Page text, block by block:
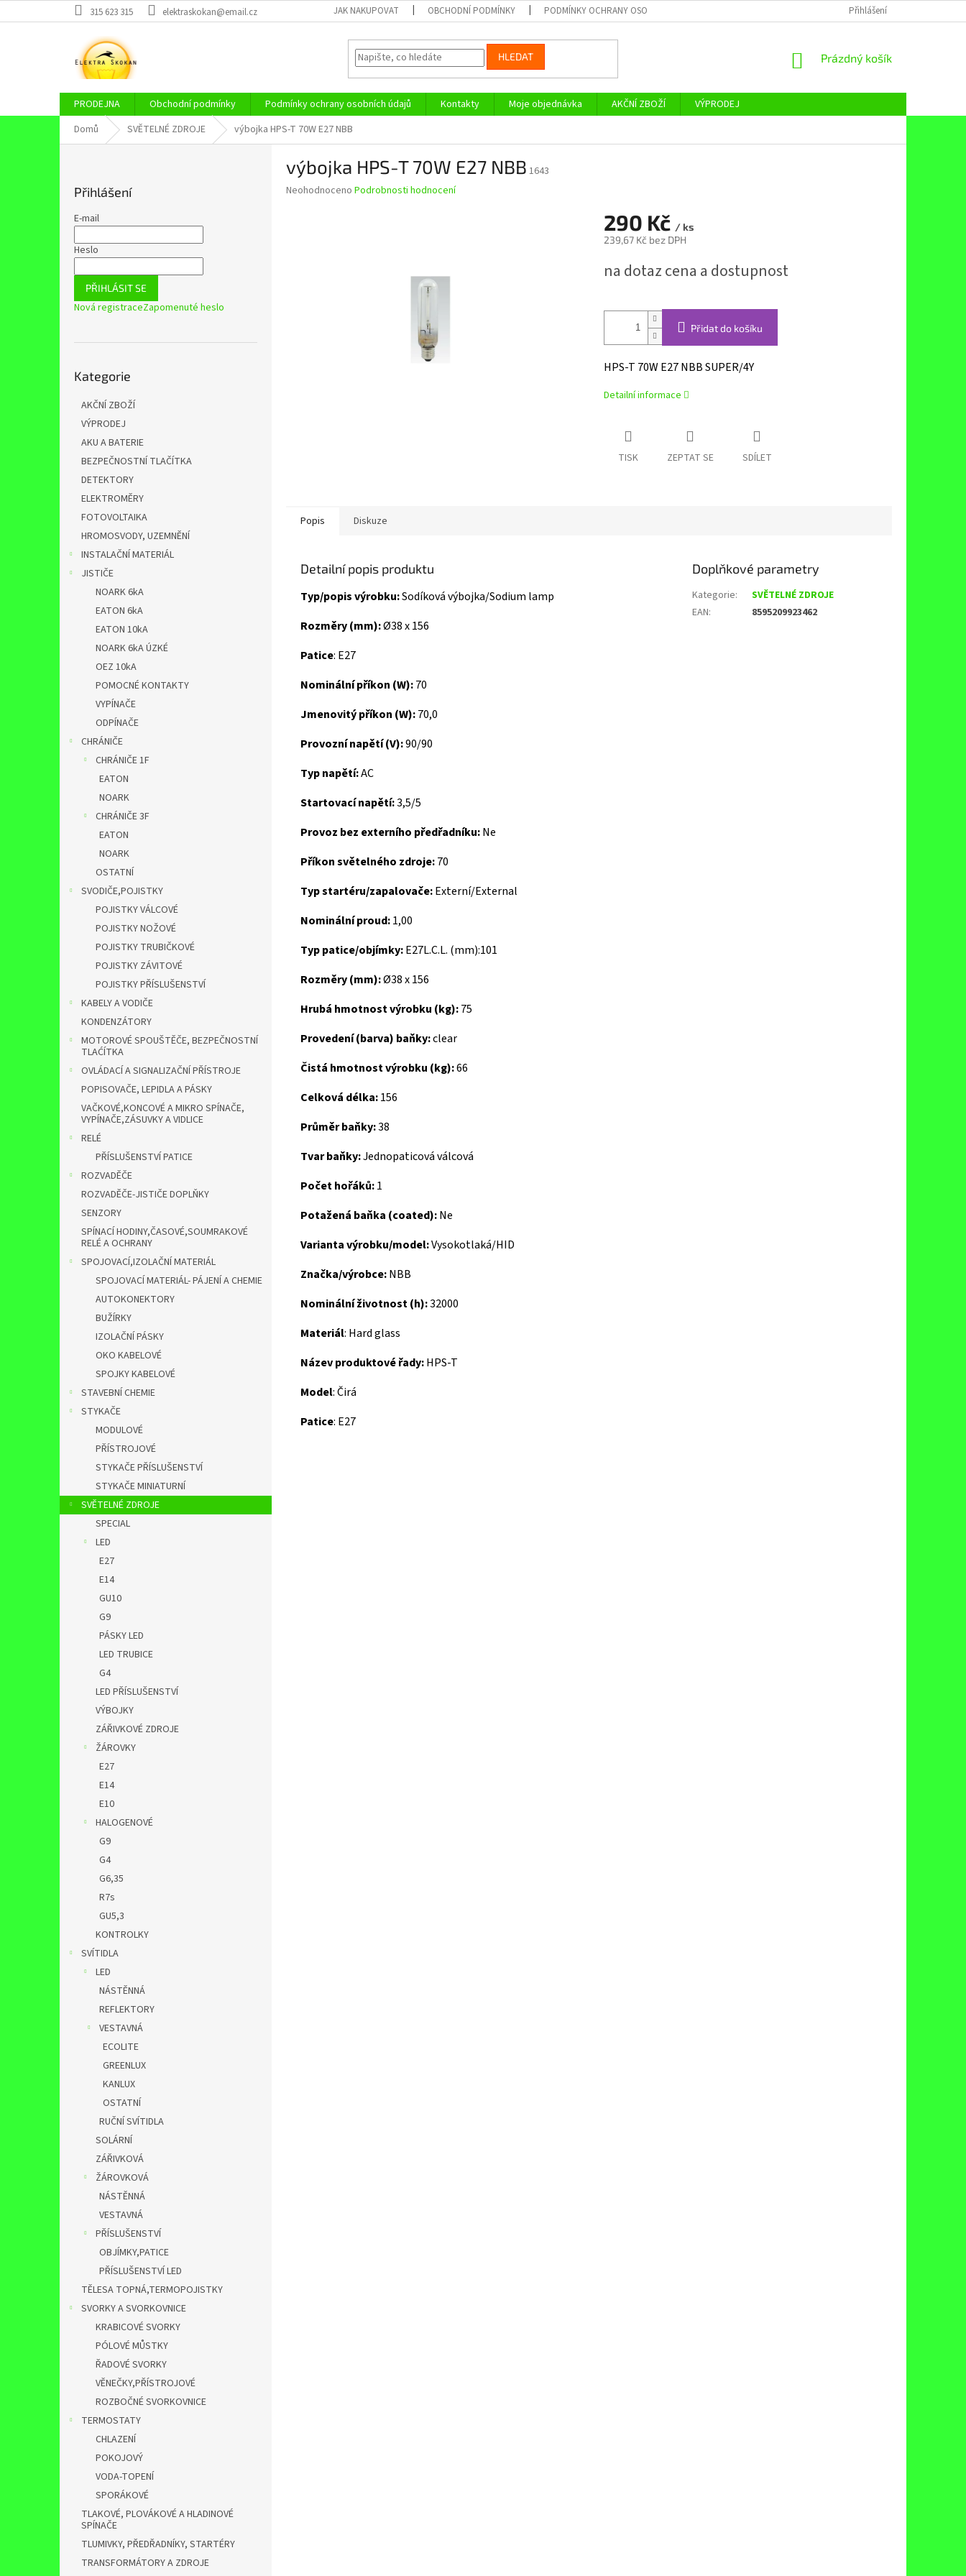
na
315 623 315 elektraskokan@email.cz JAK NAKUPOVAT OBCHODNÍ PODMÍNKY PODMÍNKY OCHRANY OSOBNÍCH ÚDAJŮ Přihlášení
HLEDAT
NÁKUPNÍ
Prázdný košík
PRODEJNA Obchodní podmínky Podmínky ochrany osobních údajů Kontakty Moje objednávka AKČNÍ ZBOŽÍ
VÝPRODEJ
Domů
SVĚTELNÉ ZDROJE výbojka HPS-T 70W E27 NBB
Přihlášení
E-mail
Heslo
PŘIHLÁSIT SE
Nová registraceZapomenuté heslo
kategorie
Kategorie
AKČNÍ ZBOŽÍ
VÝPRODEJ
AKU A BATERIE
BEZPEČNOSTNÍ TLAČÍTKA
DETEKTORY
ELEKTROMĚRY
FOTOVOLTAIKA
HROMOSVODY, UZEMNĚNÍ
INSTALAČNÍ MATERIÁL
JISTIČE
NOARK 6kA
EATON 6kA
EATON 10kA
NOARK 6kA ÚZKÉ
OEZ 10kA
POMOCNÉ KONTAKTY
VYPÍNAČE
ODPÍNAČE
CHRÁNIČE
CHRÁNIČE 1F
EATON
NOARK
CHRÁNIČE 3F
EATON
NOARK
OSTATNÍ
SVODIČE,POJISTKY
POJISTKY VÁLCOVÉ
POJISTKY NOŽOVÉ
POJISTKY TRUBIČKOVÉ
POJISTKY ZÁVITOVÉ
POJISTKY PŘÍSLUŠENSTVÍ
KABELY A VODIČE
KONDENZÁTORY
MOTOROVÉ SPOUŠTĚČE, BEZPEČNOSTNÍ
TLAĆÍTKA
OVLÁDACÍ A SIGNALIZAČNÍ PŘÍSTROJE
POPISOVAČE, LEPIDLA A PÁSKY
VAČKOVÉ,KONCOVÉ A MIKRO SPÍNAČE,
VYPÍNAČE,ZÁSUVKY A VIDLICE
RELÉ
PŘÍSLUŠENSTVÍ PATICE
ROZVADĚČE
ROZVADĚČE-JISTIČE DOPLŇKY
SENZORY
SPÍNACÍ HODINY,ČASOVÉ,SOUMRAKOVÉ
RELÉ A OCHRANY
SPOJOVACÍ,IZOLAČNÍ MATERIÁL
SPOJOVACÍ MATERIÁL- PÁJENÍ A CHEMIE
AUTOKONEKTORY
BUŽÍRKY
IZOLAČNÍ PÁSKY
OKO KABELOVÉ
SPOJKY KABELOVÉ
STAVEBNÍ CHEMIE
STYKAČE
MODULOVÉ
PŘÍSTROJOVÉ
STYKAČE PŘÍSLUŠENSTVÍ
STYKAČE MINIATURNÍ
SVĚTELNÉ ZDROJE
SPECIAL
LED
E27
E14
GU10
G9
PÁSKY LED
LED TRUBICE
G4
LED PŘÍSLUŠENSTVÍ
VÝBOJKY
ZÁŘIVKOVÉ ZDROJE
ŽÁROVKY
E27
E14
E10
HALOGENOVÉ
G9
G4
G6,35
R7s
GU5,3
KONTROLKY
SVÍTIDLA
LED
NÁSTĚNNÁ
REFLEKTORY
VESTAVNÁ
ECOLITE
GREENLUX
KANLUX
OSTATNÍ
RUČNÍ SVÍTIDLA
SOLÁRNÍ
ZÁŘIVKOVÁ
ŽÁROVKOVÁ
NÁSTĚNNÁ
VESTAVNÁ
PŘÍSLUŠENSTVÍ
OBJÍMKY,PATICE
PŘÍSLUŠENSTVÍ LED
TĚLESA TOPNÁ,TERMOPOJISTKY
SVORKY A SVORKOVNICE
KRABICOVÉ SVORKY
PÓLOVÉ MŮSTKY
ŘADOVÉ SVORKY
VĚNEČKY,PŘÍSTROJOVÉ
ROZBOČNÉ SVORKOVNICE
TERMOSTATY
CHLAZENÍ
POKOJOVÝ
VODA-TOPENÍ
SPORÁKOVÉ
TLAKOVÉ, PLOVÁKOVÉ A HLADINOVÉ
SPÍNAČE
TLUMIVKY, PŘEDŘADNÍKY, STARTÉRY
TRANSFORMÁTORY A ZDROJE
výbojka HPS-T 70W E27 NBB 1643
Průměrné
Neohodnoceno Podrobnosti hodnocení
290 Kč / ks
239,67 Kč bez DPH
cena:
na dotaz cena a dostupnost
Přidat do košíku
HPS-T 70W E27 NBB SUPER/4Y
Detailní informace
TISK ZEPTAT SE SDÍLET
Popis Diskuze
Detailní popis produktu
Typ/popis výrobku:Sodíková výbojka/Sodium lamp
Rozměry (mm):Ø38 x 156
Patice: E27
Nominální příkon (W):70
Jmenovitý příkon (W):70,0
Provozní napětí (V):90/90
Typ napětí:AC
Startovací napětí:3,5/5
Provoz bez externího předřadníku:Ne
Příkon světelného zdroje:70
Typ startéru/zapalovače:Externí/External
Nominální proud:1,00
Typ patice/objímky:E27L.C.L. (mm):101
Rozměry (mm):Ø38 x 156
Hrubá hmotnost výrobku (kg):75
Provedení (barva) baňky:clear
Čistá hmotnost výrobku (kg):66
Celková délka:156
Průměr baňky:38
Tvar baňky:Jednopaticová válcová
Počet hořáků:1
Potažená baňka (coated):Ne
Varianta výrobku/model:Vysokotlaká/HID
Značka/výrobce:NBB
Nominální životnost (h):32000
Materiál: Hard glass
Název produktové řady:HPS-T
Model: Čirá
Patice: E27
Doplňkové parametry
Kategorie:
SVĚTELNÉ ZDROJE
EAN: 8595209923462